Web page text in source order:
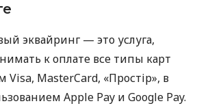
эквайринг — это услуга,
к оплате все типы карт
MasterCard, «Простір», в
Apple Pay и Google Pay.